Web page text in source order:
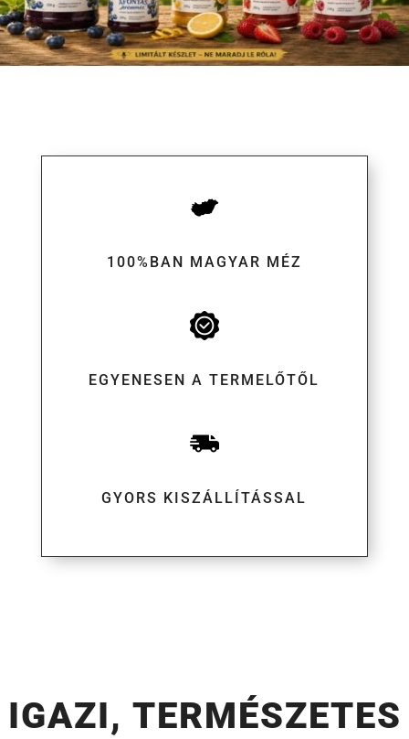
100%BAN MAGYAR MÉZ
EGYENESEN A TERMELŐTŐL
GYORS KISZÁLLÍTÁSSAL
IGAZI, TERMÉSZETES